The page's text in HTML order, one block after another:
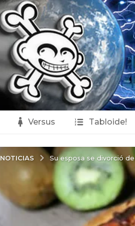
Versus Tabloide!
NOTICIAS Su esposa se divorció